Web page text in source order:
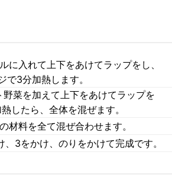
に入れて上下をあけてラップをし、
で3分加熱します。
野菜を加えて上下をあけてラップを
したら、全体を混ぜます。
材料を全て混ぜ合わせます。
3をかけ、のりをかけて完成です。